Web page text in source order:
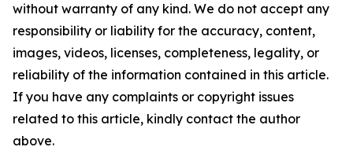
without warranty of any kind. We do not accept any
responsibility or liability for the accuracy, content,
images, videos, licenses, completeness, legality, or
reliability of the information contained in this article.
If you have any complaints or copyright issues
related to this article, kindly contact the author
above.